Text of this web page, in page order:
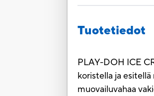
Tuotetiedot
PLAY-DOH ICE
koristella ja
muovailuvahaa